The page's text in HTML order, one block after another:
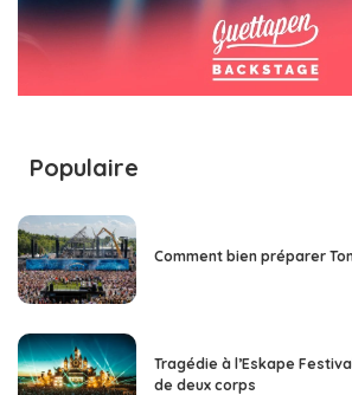
Populaire
Comment bien préparer
Tragédie à l’Eskape
de deux corps